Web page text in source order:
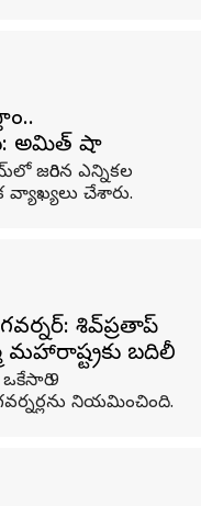
అమిత్ షా
జరిగిన ఎన్నికల
చేశారు.
శివ్‌ప్రతాప్‌
మహారాష్ట్రకు బదిలీ
9
నియమించింది.